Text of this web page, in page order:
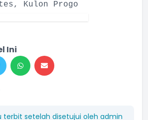
Kulon Progo
Ini
terbit setelah disetujui oleh admin